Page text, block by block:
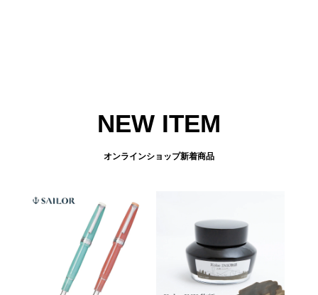
NEW ITEM
オンラインショップ新着商品